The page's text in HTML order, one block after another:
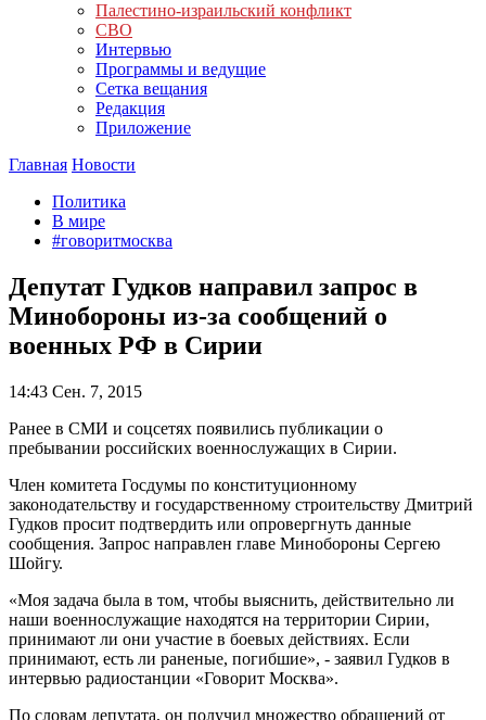
Палестино-израильский конфликт
СВО
Интервью
Программы и ведущие
Сетка вещания
Редакция
Приложение
Главная Новости
Политика
В мире
#говоритмосква
Депутат Гудков направил запрос в
Минобороны из-за сообщений о
военных РФ в Сирии
14:43 Сен. 7, 2015
Ранее в СМИ и соцсетях появились публикации о
пребывании российских военнослужащих в Сирии.
Член комитета Госдумы по конституционному
законодательству и государственному строительству Дмитрий
Гудков просит подтвердить или опровергнуть данные
сообщения. Запрос направлен главе Минобороны Сергею
Шойгу.
«Моя задача была в том, чтобы выяснить, действительно ли
наши военнослужащие находятся на территории Сирии,
принимают ли они участие в боевых действиях. Если
принимают, есть ли раненые, погибшие», - заявил Гудков в
интервью радиостанции «Говорит Москва».
По словам депутата, он получил множество обращений от